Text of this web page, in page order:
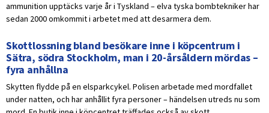
ammunition upptäcks varje år i Tyskland – elva tyska bombtekniker har
sedan 2000 omkommit i arbetet med att desarmera dem.
Skottlossning bland besökare inne i köpcentrum i
Sätra, södra Stockholm, man i 20-årsåldern mördas –
fyra anhållna
Skytten flydde på en elsparkcykel. Polisen arbetade med mordfallet
under natten, och har anhållit fyra personer – händelsen utreds nu som